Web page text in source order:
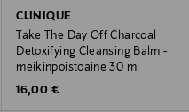
CLINIQUE
Take The Day Off Charcoal
Detoxifying Cleansing Balm -
meikinpoistoaine 30 ml
Original Price
16,00 €